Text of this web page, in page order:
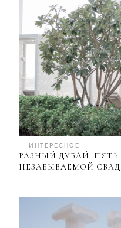
— ИНТЕРЕСНОЕ
РАЗНЫЙ ДУБАЙ:
НЕЗАБЫВАЕМОЙ